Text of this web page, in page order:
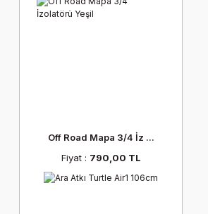
Off Road Mapa 3/4 İz ...
Fiyat : 790,00 TL